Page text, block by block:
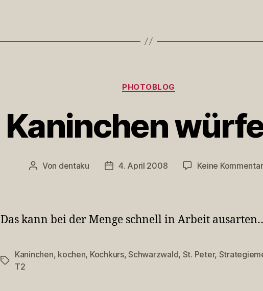
Kategorien
PHOTOBLOG
Kaninchen
Beitragsautor
Von dentaku Veröffentlichungsdatum
4. April 2008 Keine
Das kann bei der Menge schnell in Arbeit
Schlagwörter
Kaninchen, kochen, Kochkurs,Schwarzwald, St. Peter,
T2